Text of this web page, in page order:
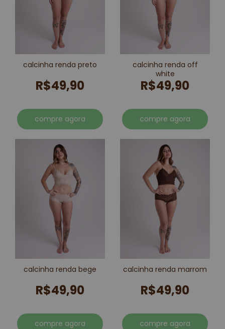
calcinha renda preto
R$49,90
compre agora
calcinha renda off
white
R$49,90
compre agora
calcinha renda bege
R$49,90
compre agora
calcinha renda marrom
R$49,90
compre agora